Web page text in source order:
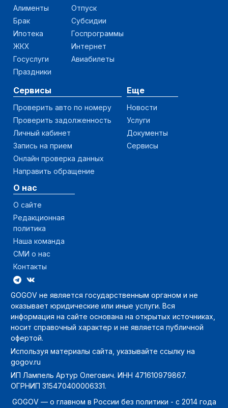
Алименты
Брак
Ипотека
ЖКХ
Госуслуги
Праздники
Отпуск
Субсидии
Госпрограммы
Интернет
Авиабилеты
Сервисы
Проверить авто по номеру
Проверить задолженность
Личный кабинет
Запись на прием
Онлайн проверка данных
Направить обращение
Еще
Новости
Услуги
Документы
Сервисы
О нас
О сайте
Редакционная
политика
Наша команда
СМИ о нас
Контакты
GOGOV не является государственным органом и не
оказывает юридические или иные услуги. Вся
информация на сайте основана на открытых источниках,
носит справочный характер и не является публичной
офертой.
Используя материалы сайта, указывайте ссылку на
gogov.ru
ИП Лампель Артур Олегович. ИНН 471610979867.
ОГРНИП 315470400006331.
GOGOV — о главном в России без политики - с 2014 года